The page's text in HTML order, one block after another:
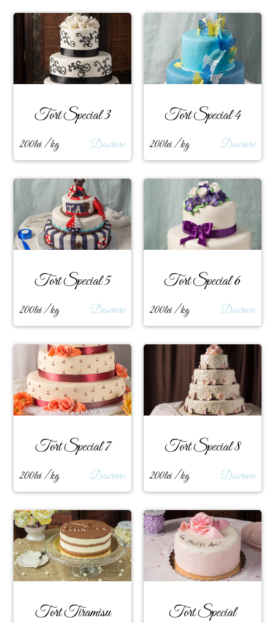
Tort Special 3
200lei / kg Descriere
Tort Special 4
200lei / kg Descriere
Tort Special 5
200lei / kg Descriere
Tort Special 6
200lei / kg Descriere
Tort Special 7
200lei / kg Descriere
Tort Special 8
200lei / kg Descriere
Tort Tiramisu Tort Special